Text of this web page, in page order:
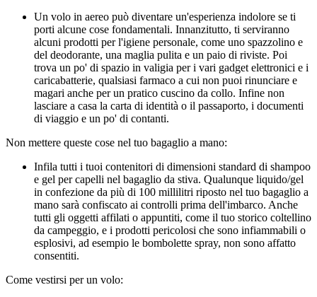
Un volo in aereo può diventare un'esperienza indolore se ti
porti alcune cose fondamentali. Innanzitutto, ti serviranno
alcuni prodotti per l'igiene personale, come uno spazzolino e
del deodorante, una maglia pulita e un paio di riviste. Poi
trova un po' di spazio in valigia per i vari gadget elettronici e i
caricabatterie, qualsiasi farmaco a cui non puoi rinunciare e
magari anche per un pratico cuscino da collo. Infine non
lasciare a casa la carta di identità o il passaporto, i documenti
di viaggio e un po' di contanti.
Non mettere queste cose nel tuo bagaglio a mano:
Infila tutti i tuoi contenitori di dimensioni standard di shampoo
e gel per capelli nel bagaglio da stiva. Qualunque liquido/gel
in confezione da più di 100 millilitri riposto nel tuo bagaglio a
mano sarà confiscato ai controlli prima dell'imbarco. Anche
tutti gli oggetti affilati o appuntiti, come il tuo storico coltellino
da campeggio, e i prodotti pericolosi che sono infiammabili o
esplosivi, ad esempio le bombolette spray, non sono affatto
consentiti.
Come vestirsi per un volo: